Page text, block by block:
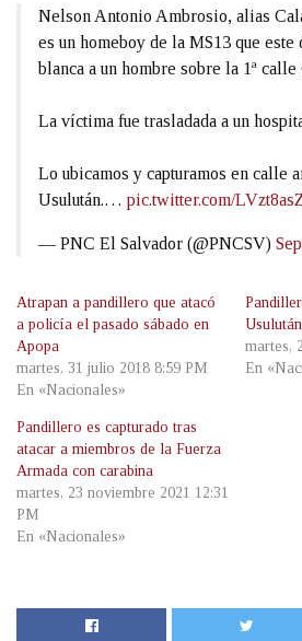
Nelson Antonio Ambrosio, alias
es un homeboy de la MS13 que este
blanca a un hombre sobre la 1ª
La víctima fue trasladada a un
Lo ubicamos y capturamos en calle
Usulután.… pic.twitter.com/
— PNC El Salvador (@PNCSV)
Atrapan a pandillero que atacó
a policía el pasado sábado en
Apopa
martes, 31 julio 2018 8:59 PM
En «Nacionales»
Usulután
martes,
En
Pandillero es capturado tras
atacar a miembros de la Fuerza
Armada con carabina
martes, 23 noviembre 2021 12:31
PM
En «Nacionales»